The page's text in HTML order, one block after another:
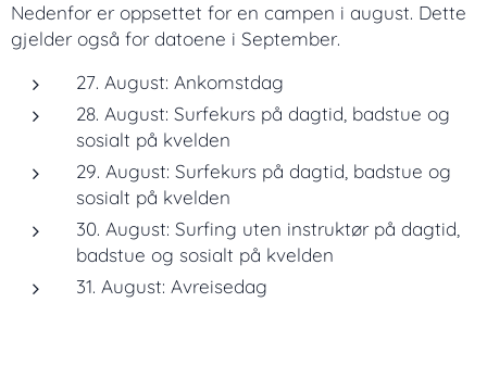
Nedenfor er oppsettet for en campen i august. Dette
gjelder også for datoene i September.
27. August: Ankomstdag
28. August: Surfekurs på dagtid, badstue og
sosialt på kvelden
29. August: Surfekurs på dagtid, badstue og
sosialt på kvelden
30. August: Surfing uten instruktør på dagtid,
badstue og sosialt på kvelden
31. August: Avreisedag